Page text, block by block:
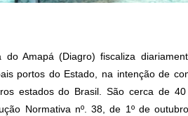
do Amapá (Diagro) fiscaliza
portos do Estado, na intenção de
estados do Brasil. São cerca de
Normativa nº. 38, de 1º de